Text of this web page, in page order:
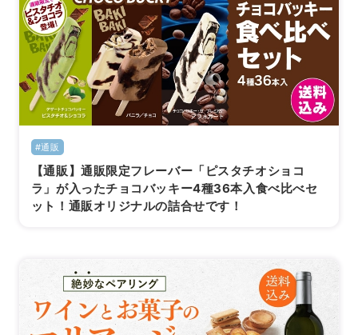
#通販
【通販】通販限定フレーバー「ピスタチオショコ
ラ」が入ったチョコバッキー4種36本入食べ比べセ
ット！通販オリジナルの詰合せです！